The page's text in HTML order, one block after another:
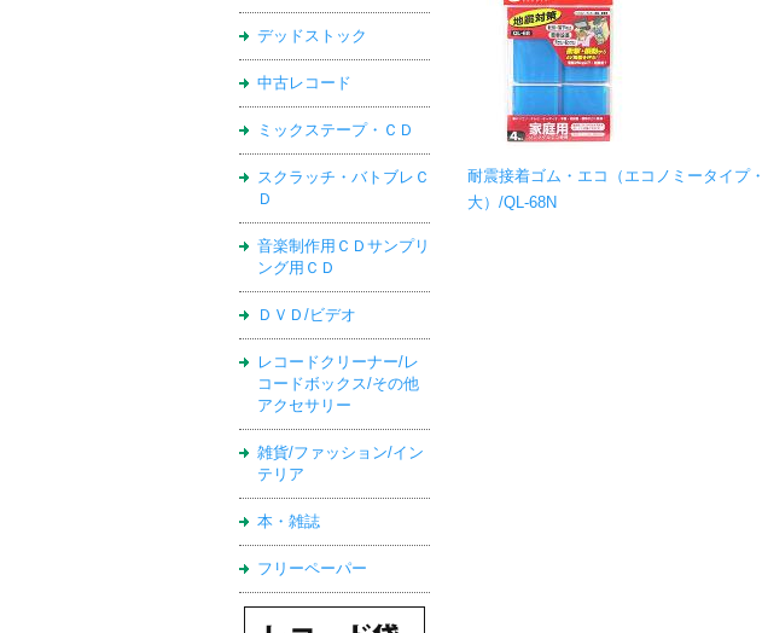
デッドストック
中古レコード
ミックステープ・ＣＤ
スクラッチ・バトブレＣ
Ｄ
音楽制作用ＣＤサンプリ
ング用ＣＤ
ＤＶＤ/ビデオ
レコードクリーナー/レ
コードボックス/その他
アクセサリー
雑貨/ファッション/イン
テリア
本・雑誌
フリーペーパー
耐震接着ゴム・エコ（エコノミータイプ・
大）/QL-68N